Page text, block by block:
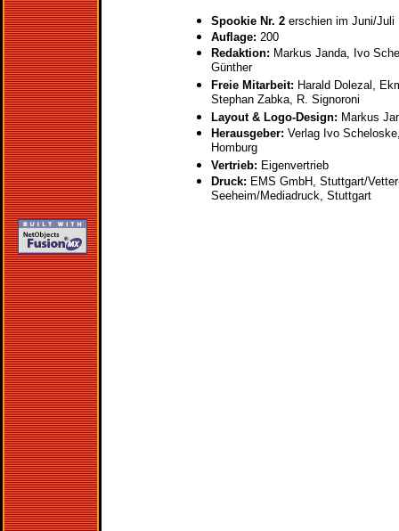
Spookie Nr. 2 erschien im Juni/Juli
Auflage: 200
Redaktion: Markus Janda, Ivo
Günther
Freie Mitarbeit: Harald Dolezal,
Stephan Zabka, R. Signoroni
Layout & Logo-Design: Markus
Herausgeber: Verlag Ivo
Homburg
Vertrieb: Eigenvertrieb
Druck: EMS GmbH, Stuttgart/
Seeheim/Mediadruck, Stuttgart